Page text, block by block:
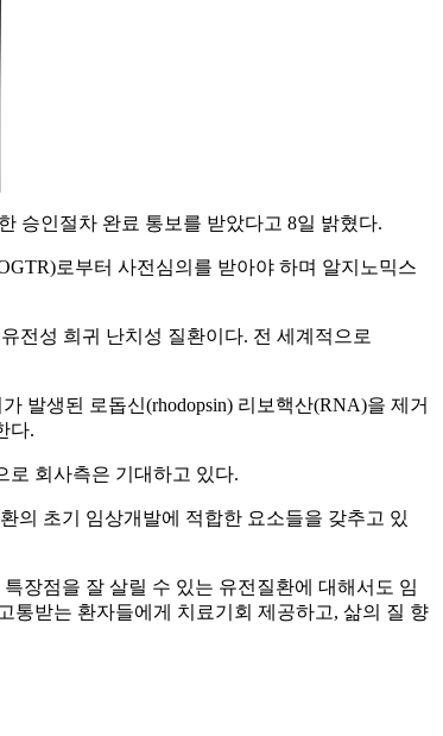
승인절차 완료 통보를 받았다고 8일 밝혔다.
로부터 사전심의를 받아야 하며 알지노믹스
전성 희귀 난치성 질환이다. 전 세계적으로
발생된 로돕신(rhodopsin) 리보핵산(RNA)을 제거
다.
로 회사측은 기대하고 있다.
의 초기 임상개발에 적합한 요소들을 갖추고 있
장점을 잘 살릴 수 있는 유전질환에 대해서도 임
통받는 환자들에게 치료기회 제공하고, 삶의 질 향